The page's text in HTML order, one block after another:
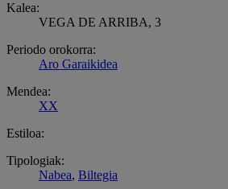
Kalea:
VEGA DE ARRIBA, 3
Periodo orokorra:
Aro Garaikidea
Mendea:
XX
Estiloa:
Tipologiak:
Nabea, Biltegia